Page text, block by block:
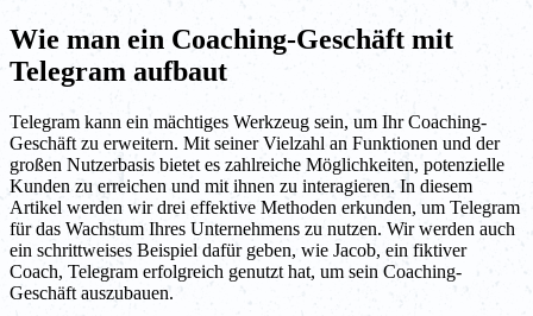
Wie man ein Coaching-Geschäft mit
Telegram aufbaut
Telegram kann ein mächtiges Werkzeug sein, um Ihr Coaching-
Geschäft zu erweitern. Mit seiner Vielzahl an Funktionen und der
großen Nutzerbasis bietet es zahlreiche Möglichkeiten, potenzielle
Kunden zu erreichen und mit ihnen zu interagieren. In diesem
Artikel werden wir drei effektive Methoden erkunden, um Telegram
für das Wachstum Ihres Unternehmens zu nutzen. Wir werden auch
ein schrittweises Beispiel dafür geben, wie Jacob, ein fiktiver
Coach, Telegram erfolgreich genutzt hat, um sein Coaching-
Geschäft auszubauen.